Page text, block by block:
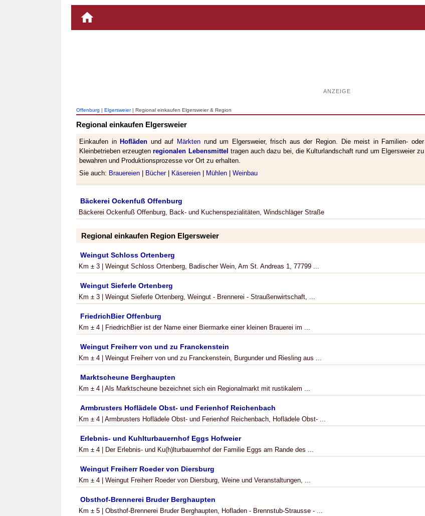
ANZEIGE
Offenburg | Elgersweier| Regional einkaufen Elgersweier & Region
Regional einkaufen Elgersweier
Einkaufen in Hofläden und auf Märktenrund um Elgersweier, frisch aus der Region. Die meist in Familien- oder
Kleinbetrieben erzeugtenregionalen Lebensmittel tragen auch dazu bei, die Kulturlandschaft rund um Elgersweier zu
bewahren und Produktionsprozesse vor Ort zu erhalten.
Sie auch: Brauereien Bücher| Käsereien Mühlen Weinbau
Bäckerei Ockenfuß Offenburg
Bäckerei Ockenfuß Offenburg, Back- und Kuchenspezialitäten, Windschläger Straße
Regional einkaufen Region Elgersweier
Weingut Schloss Ortenberg
Km ± 3 | Weingut Schloss Ortenberg, Badischer Wein, Am St. Andreas 1, 77799 ...
Weingut Sieferle Ortenberg
Km ± 3 | Weingut Sieferle Ortenberg, Weingut - Brennerei - Straußenwirtschaft, ...
FriedrichBier Offenburg
Km ± 4 | FriedrichBier ist der Name einer Biermarke einer kleinen Brauerei im ...
Weingut Freiherr von und zu Franckenstein
Km ± 4 | Weingut Freiherr von und zu Franckenstein, Burgunder und Riesling aus ...
Marktscheune Berghaupten
Km ± 4 | Als Marktscheune bezeichnet sich ein Regionalmarkt mit rustikalem ...
Armbrusters Hoflädele Obst- und Ferienhof Reichenbach
Km ± 4 | Armbrusters Hoflädele Obst- und Ferienhof Reichenbach, Hoflädele Obst- ...
Erlebnis- und Kuhlturbauernhof Eggs Hofweier
Km ± 4 | Der Erlebnis- und Ku(h)lturbauernhof der Familie Eggs am Rande des ...
Weingut Freiherr Roeder von Diersburg
Km ± 4 | Weingut Freiherr Roeder von Diersburg, Weine und Veranstaltungen, ...
Obsthof-Brennerei Bruder Berghaupten
Km ± 5 | Obsthof-Brennerei Bruder Berghaupten, Hofladen - Brennstub-Strausse - ...